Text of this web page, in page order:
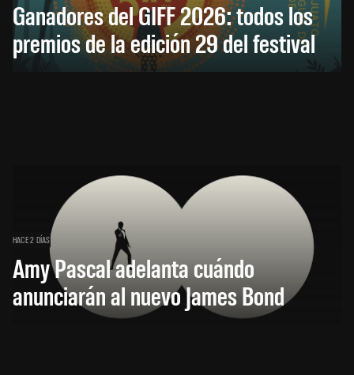
Ganadores del GIFF 2026: todos los
premios de la edición 29 del festival
HACE 2 DÍAS
Amy Pascal adelanta cuándo
anunciarán al nuevo James Bond